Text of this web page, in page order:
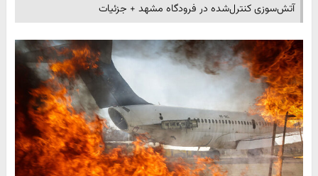
آتش‌سوزی کنترل‌شده در فرودگاه مشهد + جزئیات